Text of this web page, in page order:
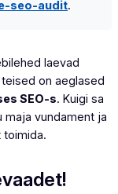
seo-audit.
laevad
on aeglased
SEO-s. Kuigi sa
maja vundament ja
toimida.